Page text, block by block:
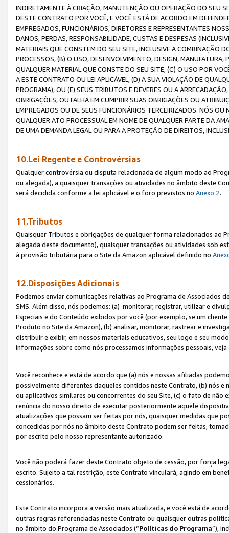
INDIRETAMENTE À CRIAÇÃO, MANUTENÇÃO OU OPERAÇÃO DO SEU
DESTE CONTRATO POR VOCÊ, E VOCÊ ESTÁ DE ACORDO EM
EMPREGADOS, FUNCIONÁRIOS, DIRETORES E REPRESENTANTES
DANOS, PERDAS, RESPONSABILIDADE, CUSTAS E DESPESAS
MATERIAIS QUE CONSTEM DO SEU SITE, INCLUSIVE A COMBINAÇÃO
PROCESSOS, (B) O USO, DESENVOLVIMENTO, DESIGN,
QUALQUER MATERIAL QUE CONSTE DO SEU SITE, (C) O USO POR
A ESTE CONTRATO OU LEI APLICÁVEL, (D) A SUA VIOLAÇÃO DE
PROGRAMA), OU (E) SEUS TRIBUTOS E DEVERES OU A
OBRIGAÇÕES, OU FALHA EM CUMPRIR SUAS OBRIGAÇÕES OU
EMPREGADOS OU DE SEUS FUNCIONÁRIOS TERCEIRIZADOS. NÓS
QUALQUER ATO PROCESSUAL EM NOME DE QUALQUER PARTE DA
DE UMA DEMANDA LEGAL OU PARA A PROTEÇÃO DE DIREITOS,
10.Lei Regente e Controvérsias
Qualquer controvérsia ou disputa relacionada de algum modo ao
ou alegada), a quaisquer transações ou atividades no âmbito deste
será decidida conforme a lei aplicável e o foro previstos no Anexo 2.
11.Tributos
Quaisquer Tributos e obrigações de qualquer forma relacionados ao
alegada deste documento), quaisquer transações ou atividades sob
à provisão tributária para o Site da Amazon aplicável definido no
12.Disposições Adicionais
Podemos enviar comunicações relativas ao Programa de Associados
SMS. Além disso, nós podemos: (a) monitorar, registrar, utilizar e
Especiais e do Conteúdo exibidos por você (por exemplo, se um
Produto no Site da Amazon), (b) analisar, monitorar, rastrear e
distribuir e exibir, em nossos materiais educativos, seu logo e seu
informações sobre como nós processamos informações pessoais,
Você reconhece e está de acordo que (a) nós e nossas afiliadas
possivelmente diferentes daqueles contidos neste Contrato, (b) nós
ou aplicativos similares ou concorrentes do seu Site, (c) o fato de
renúncia do nosso direito de executar posteriormente aquele
atualizações que possam ser feitas por nós, quaisquer medidas que
concedidas por nós no âmbito deste Contrato podem ser feitas,
por escrito pelo nosso representante autorizado.
Você não poderá fazer deste Contrato objeto de cessão, por força
escrito. Sujeito a tal restrição, este Contrato vinculará, agindo em
cessionários.
Este Contrato incorpora a versão mais atualizada, e você está de
outras regras referenciadas neste Contrato ou quaisquer outras
no âmbito do Programa de Associados (“Políticas do Programa”),